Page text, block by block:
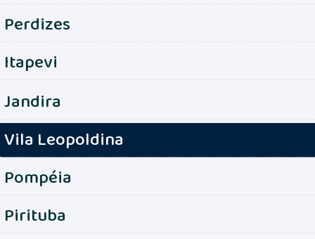
Perdizes
Itapevi
Jandira
Vila Leopoldina
Pompéia
Pirituba